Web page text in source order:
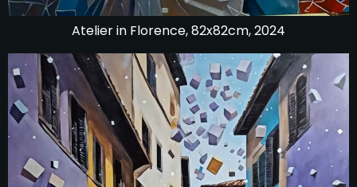
Atelier in Florence, 82x82cm, 2024